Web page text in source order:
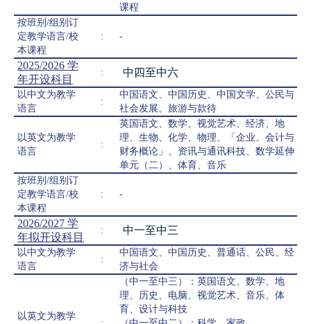
课程
按班别/组别订
定教学语言/校
本课程
: -
2025/2026 学
年开设科目
: 中四至中六
以中文为教学
语言
:
中国语文、中国历史、中国文学、公民与
社会发展、旅游与款待
以英文为教学
语言
:
英国语文、数学、视觉艺术、经济、地
理、生物、化学、物理、「企业、会计与
财务概论」、资讯与通讯科技、数学延伸
单元（二）、体育、音乐
按班别/组别订
定教学语言/校
本课程
: -
2026/2027 学
年拟开设科目
: 中一至中三
以中文为教学
语言
:
中国语文、中国历史、普通话、公民、经
济与社会
以英文为教学
（中一至中三）：英国语文、数学、地
理、历史、电脑、视觉艺术、音乐、体
育、设计与科技